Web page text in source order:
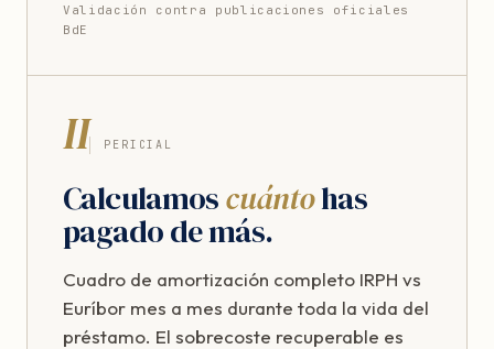
Validación contra publicaciones oficiales
BdE
II PERICIAL
Calculamoscuántohas
pagado de más.
Cuadro de amortización completo IRPH vs
Euríbor mes a mes durante toda la vida del
préstamo. El sobrecoste recuperable es